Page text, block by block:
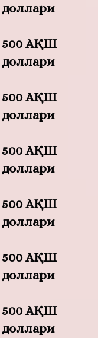
доллари
500 АҚШ
доллари
500 АҚШ
доллари
500 АҚШ
доллари
500 АҚШ
доллари
500 АҚШ
доллари
500 АҚШ
доллари